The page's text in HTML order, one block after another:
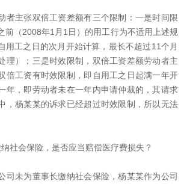
者主张双倍工资差额有三个限制：一是时间限
前（2008年1月1日）的用工行为不适用上述规
用工之日的次月开始计算，最长不超过11个月
理）；三是时效限制，双倍工资差额劳动者主
倍工资有时效限制，即自用工之日起满一年开
年，即劳动者未在一年内申请仲裁的，其请求
，杨某某的诉求已经超过时效限制，所以无法
社会保险，是否应当赔偿医疗费损失？
司未为董事长缴纳社会保险，杨某某作为公司